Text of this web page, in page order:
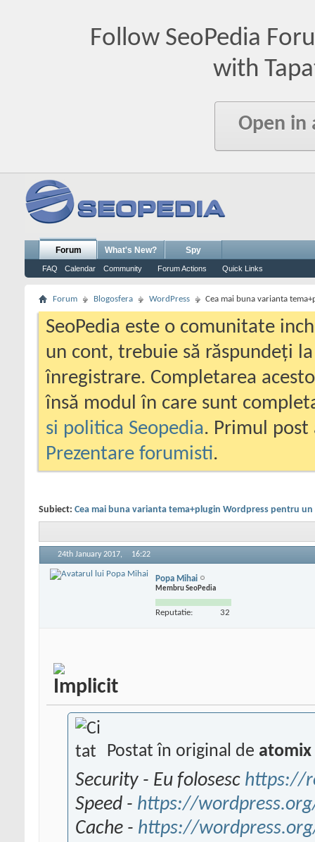
Follow SeoPedia
with
Open in
Forum
FAQ Calendar Community Forum Actions Quick Links
What's New? Spy
Forum Blogosfera WordPress Cea mai buna varianta
SeoPedia este o comunitate
un cont, trebuie să răspundeți
înregistrare. Completarea
însă modul în care sunt
si politica Seopedia. Primul
Prezentare forumisti.
Subiect: Cea mai buna varianta tema+plugin Wordpress pentru
24th January 2017, 16:22
Popa Mihai
Membru SeoPedia
Reputatie: 32
Postat în original de atomix
Security - Eu folosesc https://
Speed - https://
Cache - https://